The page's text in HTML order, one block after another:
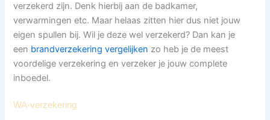
verzekerd zijn. Denk hierbij aan de badkamer,
verwarmingen etc. Maar helaas zitten hier dus niet jouw
eigen spullen bij. Wil je deze wel verzekerd? Dan kan je
een brandverzekering vergelijken zo heb je de meest
voordelige verzekering en verzeker je jouw complete
inboedel.
WA-verzekering